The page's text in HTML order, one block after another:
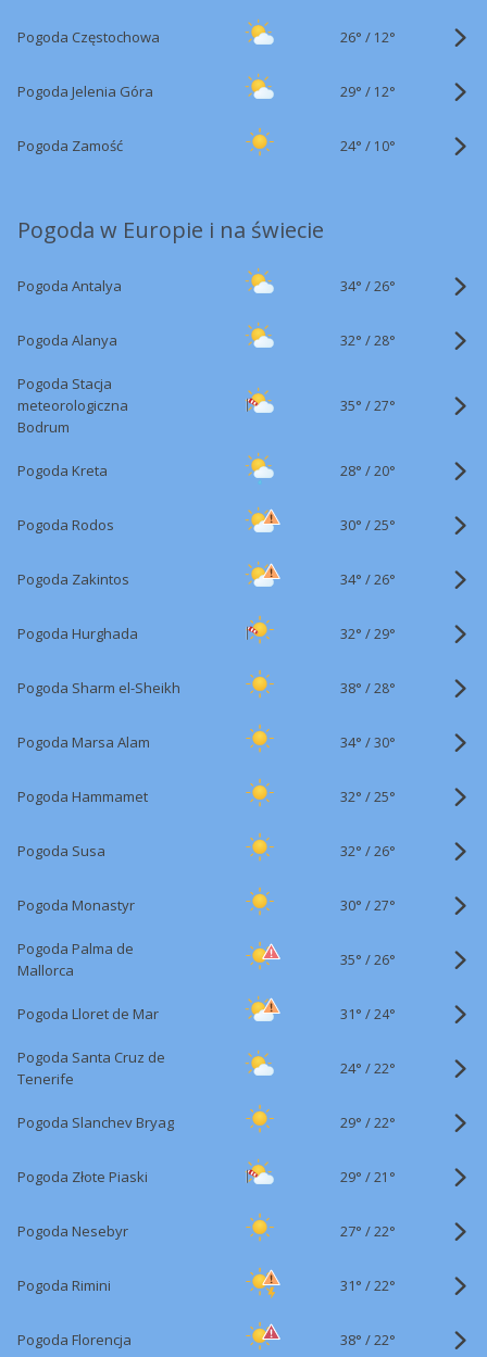
Pogoda Częstochowa 26° / 12°
Pogoda Jelenia Góra 29° / 12°
Pogoda Zamość 24° / 10°
Pogoda w Europie i na świecie
Pogoda Antalya 34° /26°
Pogoda Alanya 32° /28°
Pogoda Stacja
meteorologiczna
Bodrum
35° /27°
Pogoda Kreta 28° /20°
Pogoda Rodos 30° /25°
Pogoda Zakintos 34° /26°
Pogoda Hurghada 32° /29°
Pogoda Sharm el-Sheikh 38° /28°
Pogoda Marsa Alam 34° /30°
Pogoda Hammamet 32° /25°
Pogoda Susa 32° /26°
Pogoda Monastyr 30° /27°
Pogoda Palma de
Mallorca
35° /26°
Pogoda Lloret de Mar 31° /24°
Pogoda Santa Cruz de
Tenerife
24° /22°
Pogoda Slanchev Bryag 29° /22°
Pogoda Złote Piaski 29° /21°
Pogoda Nesebyr 27° /22°
Pogoda Rimini 31° /22°
Pogoda Florencja 38° /22°